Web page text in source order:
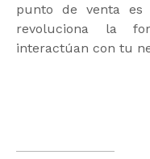
punto de venta es
revoluciona la
interactúan con tu